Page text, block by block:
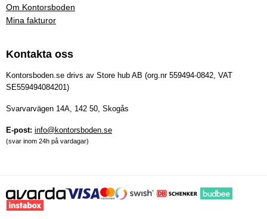
Om Kontorsboden
Mina fakturor
Kontakta oss
Kontorsboden.se drivs av Store hub AB (org.nr 559494-0842, VAT
SE559494084201)
Svarvarvägen 14A, 142 50, Skogås
E-post: info@kontorsboden.se
(svar inom 24h på vardagar)